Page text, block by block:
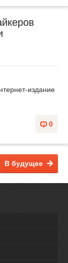
издание
0
В будущее